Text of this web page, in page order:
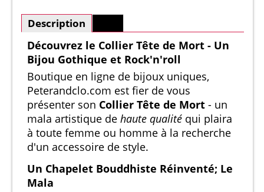
Description
Découvrez le Collier Tête de Mort - Un
Bijou Gothique et Rock'n'roll
Boutique en ligne de bijoux uniques,
Peterandclo.com est fier de vous
présenter son Collier Tête de Mort - un
mala artistique de haute qualité qui plaira
à toute femme ou homme à la recherche
d'un accessoire de style.
Un Chapelet Bouddhiste Réinventé; Le
Mala